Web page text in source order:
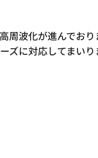
波化が進んでお
に対応してまいり